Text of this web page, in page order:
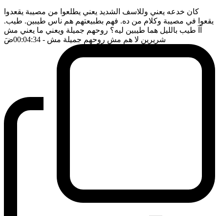
كان خدعه يعني وللاسف الشديد يعني يطلعوا من مصيبة يقعدوا
يقعوا في مصيبة وكلام من ده. فهم بطبيعتهم هم ناس طيبين. طيب.
آآ طيب بالليل هما طيبين ليه؟ روحهم جميلة ويعني ما يعني مش
شريرين لا هم مش روحهم جميلة مش - 00:04:34 ضَ